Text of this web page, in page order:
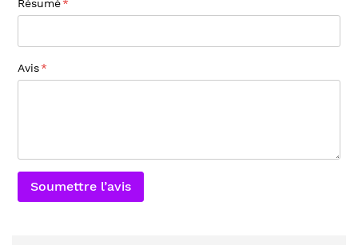
Résumé
Avis
Soumettre l’avis